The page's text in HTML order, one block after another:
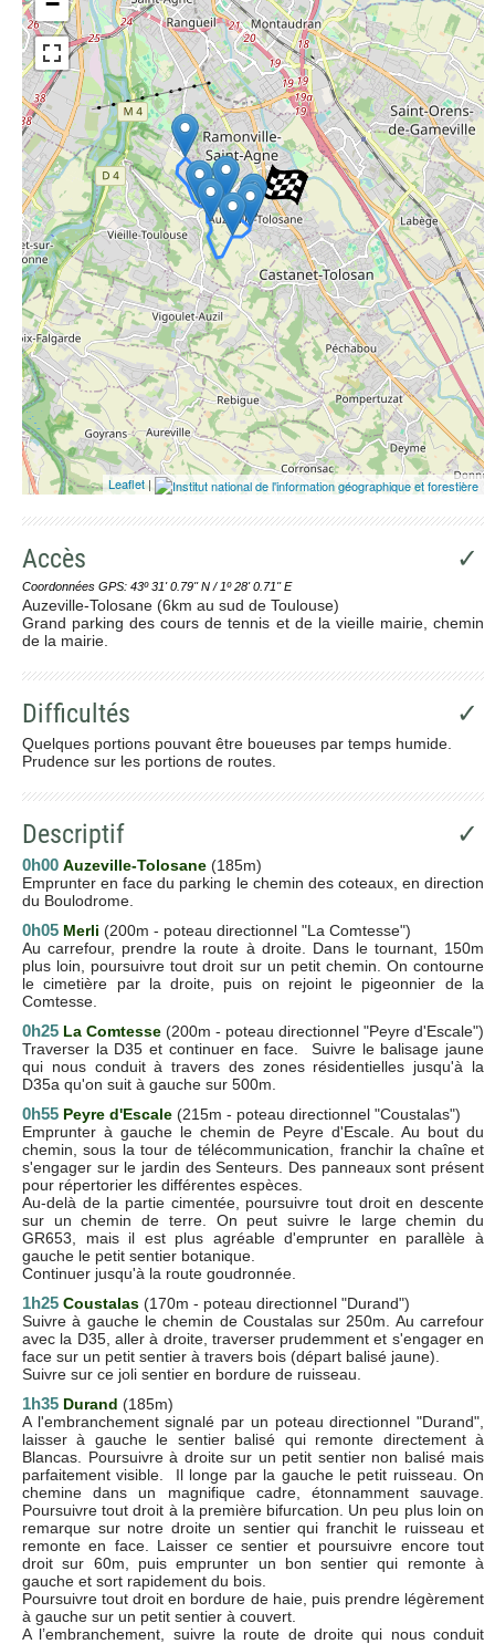
Open Street Map
ESRI Word Imagery
Photographies aériennes
Leaflet |
Accès ✓
Coordonnées GPS: 43º 31' 0.79'' N / 1º 28' 0.71'' E
Auzeville-Tolosane (6km au sud de Toulouse)
Grand parking des cours de tennis et de la vieille mairie, chemin
de la mairie.
Difficultés ✓
Quelques portions pouvant être boueuses par temps humide.
Prudence sur les portions de routes.
Descriptif ✓
0h00 Auzeville-Tolosane (185m)
Emprunter en face du parking le chemin des coteaux, en direction
du Boulodrome.
0h05 Merli (200m - poteau directionnel "La Comtesse")
Au carrefour, prendre la route à droite. Dans le tournant, 150m
plus loin, poursuivre tout droit sur un petit chemin. On contourne
le cimetière par la droite, puis on rejoint le pigeonnier de la
Comtesse.
0h25 La Comtesse (200m - poteau directionnel "Peyre d'Escale")
Traverser la D35 et continuer en face. Suivre le balisage jaune
qui nous conduit à travers des zones résidentielles jusqu'à la
D35a qu'on suit à gauche sur 500m.
0h55 Peyre d'Escale (215m - poteau directionnel "Coustalas")
Emprunter à gauche le chemin de Peyre d'Escale. Au bout du
chemin, sous la tour de télécommunication, franchir la chaîne et
s'engager sur le jardin des Senteurs. Des panneaux sont présent
pour répertorier les différentes espèces.
Au-delà de la partie cimentée, poursuivre tout droit en descente
sur un chemin de terre. On peut suivre le large chemin du
GR653, mais il est plus agréable d'emprunter en parallèle à
gauche le petit sentier botanique.
Continuer jusqu'à la route goudronnée.
1h25 Coustalas (170m - poteau directionnel "Durand")
Suivre à gauche le chemin de Coustalas sur 250m. Au carrefour
avec la D35, aller à droite, traverser prudemment et s'engager en
face sur un petit sentier à travers bois (départ balisé jaune).
Suivre sur ce joli sentier en bordure de ruisseau.
1h35 Durand (185m)
A l'embranchement signalé par un poteau directionnel "Durand",
laisser à gauche le sentier balisé qui remonte directement à
Blancas. Poursuivre à droite sur un petit sentier non balisé mais
parfaitement visible. Il longe par la gauche le petit ruisseau. On
chemine dans un magnifique cadre, étonnamment sauvage.
Poursuivre tout droit à la première bifurcation. Un peu plus loin on
remarque sur notre droite un sentier qui franchit le ruisseau et
remonte en face. Laisser ce sentier et poursuivre encore tout
droit sur 60m, puis emprunter un bon sentier qui remonte à
gauche et sort rapidement du bois.
Poursuivre tout droit en bordure de haie, puis prendre légèrement
à gauche sur un petit sentier à couvert.
A l’embranchement, suivre la route de droite qui nous conduit